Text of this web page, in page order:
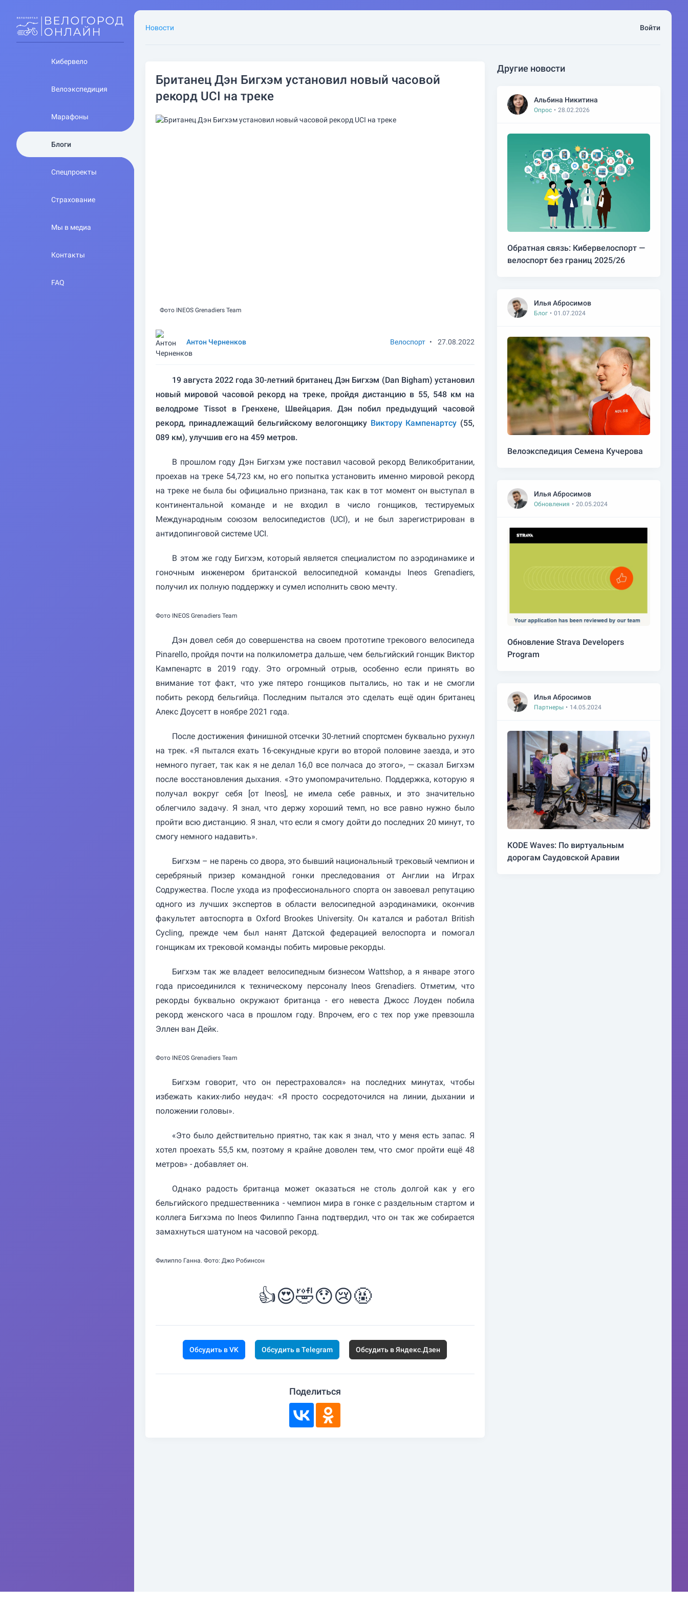
Кибервело
Велоэкспедиция
Марафоны
Блоги
Спецпроекты
Страхование
Мы в медиа
Контакты
FAQ
Новости Войти
Британец Дэн Бигхэм установил новый часовой
рекорд UCI на треке
Фото INEOS Grenadiers Team
Антон Черненков Велоспорт • 27.08.2022
19 августа 2022 года 30-летний британец Дэн Бигхэм (Dan Bigham) установил
новый мировой часовой рекорд на треке, пройдя дистанцию в 55, 548 км на
велодроме Tissot в Гренхене, Швейцария. Дэн побил предыдущий часовой
рекорд, принадлежащий бельгийскому велогонщику Виктору Кампенартсу (55,
089 км), улучшив его на 459 метров.
В прошлом году Дэн Бигхэм уже поставил часовой рекорд Великобритании,
проехав на треке 54,723 км, но его попытка установить именно мировой рекорд
на треке не была бы официально признана, так как в тот момент он выступал в
континентальной команде и не входил в число гонщиков, тестируемых
Международным союзом велосипедистов (UCI), и не был зарегистрирован в
антидопинговой системе UCI.
В этом же году Бигхэм, который является специалистом по аэродинамике и
гоночным инженером британской велосипедной команды Ineos Grenadiers,
получил их полную поддержку и сумел исполнить свою мечту.
Фото INEOS Grenadiers Team
Дэн довел себя до совершенства на своем прототипе трекового велосипеда
Pinarello, пройдя почти на полкилометра дальше, чем бельгийский гонщик Виктор
Кампенартс в 2019 году. Это огромный отрыв, особенно если принять во
внимание тот факт, что уже пятеро гонщиков пытались, но так и не смогли
побить рекорд бельгийца. Последним пытался это сделать ещё один британец
Алекс Доусетт в ноябре 2021 года.
После достижения финишной отсечки 30-летний спортсмен буквально рухнул
на трек. «Я пытался ехать 16-секундные круги во второй половине заезда, и это
немного пугает, так как я не делал 16,0 все полчаса до этого», — сказал Бигхэм
после восстановления дыхания. «Это умопомрачительно. Поддержка, которую я
получал вокруг себя [от Ineos], не имела себе равных, и это значительно
облегчило задачу. Я знал, что держу хороший темп, но все равно нужно было
пройти всю дистанцию. Я знал, что если я смогу дойти до последних 20 минут, то
смогу немного надавить».
Бигхэм – не парень со двора, это бывший национальный трековый чемпион и
серебряный призер командной гонки преследования от Англии на Играх
Содружества. После ухода из профессионального спорта он завоевал репутацию
одного из лучших экспертов в области велосипедной аэродинамики, окончив
факультет автоспорта в Oxford Brookes University. Он катался и работал British
Cycling, прежде чем был нанят Датской федерацией велоспорта и помогал
гонщикам их трековой команды побить мировые рекорды.
Бигхэм так же владеет велосипедным бизнесом Wattshop, а я январе этого
года присоединился к техническому персоналу Ineos Grenadiers. Отметим, что
рекорды буквально окружают британца - его невеста Джосс Лоуден побила
рекорд женского часа в прошлом году. Впрочем, его с тех пор уже превзошла
Эллен ван Дейк.
Фото INEOS Grenadiers Team
Бигхэм говорит, что он перестраховался» на последних минутах, чтобы
избежать каких-либо неудач: «Я просто сосредоточился на линии, дыхании и
положении головы».
«Это было действительно приятно, так как я знал, что у меня есть запас. Я
хотел проехать 55,5 км, поэтому я крайне доволен тем, что смог пройти ещё 48
метров» - добавляет он.
Однако радость британца может оказаться не столь долгой как у его
бельгийского предшественника - чемпион мира в гонке с раздельным стартом и
коллега Бигхэма по Ineos Филиппо Ганна подтвердил, что он так же собирается
замахнуться шатуном на часовой рекорд.
Филиппо Ганна. Фото: Джо Робинсон
👍😍🤣😯😢🤬
Обсудить в VK Обсудить в Telegram Обсудить в Яндекс.Дзен
Поделиться
Другие новости
Альбина Никитина
Опрос • 28.02.2026
Обратная связь: Кибервелоспорт —
велоспорт без границ 2025/26
Илья Абросимов
Блог • 01.07.2024
Велоэкспедиция Семена Кучерова
Илья Абросимов
Обновления • 20.05.2024
Обновление Strava Developers
Program
Илья Абросимов
Партнеры • 14.05.2024
KODE Waves: По виртуальным
дорогам Саудовской Аравии